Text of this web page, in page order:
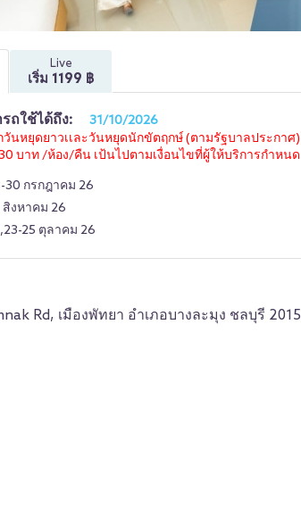
Live
เริ่ม 1199 ฿
ถใช้ได้ถึง:
31/10/2026
วันหยุดยาวเเละวันหยุดนักขัตฤกษ์ (ตามรัฐบาลประกาศ
บาท /ห้อง/คืน เป้นไปตามเงื่อนไขที่ผู้ให้บริการกำหนด
30 กรกฎาคม 26
สิงหาคม 26
25 ตุลาคม 26
Rd, เมืองพัทยา อำเภอบางละมุง ชลบุรี